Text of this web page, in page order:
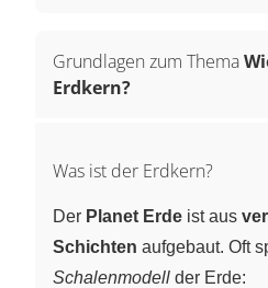
Grundlagen zum Thema
Erdkern?
Was ist der Erdkern?
Der Planet Erde ist aus
Schichten aufgebaut. Oft
Schalenmodell der Erde: